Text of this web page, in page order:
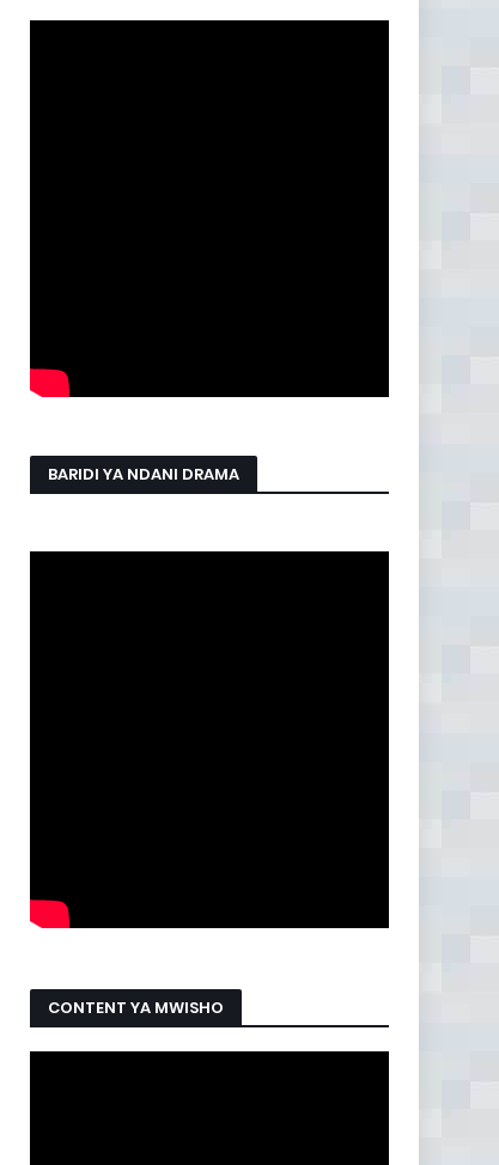
BARIDI YA NDANI DRAMA
CONTENT YA MWISHO